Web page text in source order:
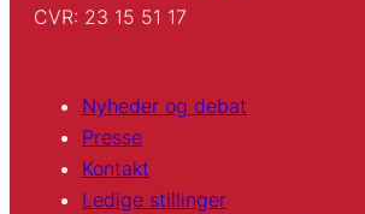
CVR: 23 15 51 17
Nyheder og debat
Presse
Kontakt
Ledige stillinger